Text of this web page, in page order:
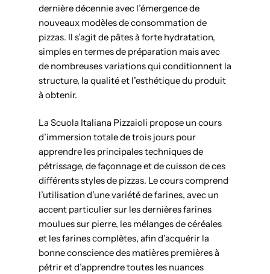
dernière décennie avec l’émergence de
nouveaux modèles de consommation de
pizzas. Il s’agit de pâtes à forte hydratation,
simples en termes de préparation mais avec
de nombreuses variations qui conditionnent la
structure, la qualité et l’esthétique du produit
à obtenir.
La Scuola Italiana Pizzaioli propose un cours
d’immersion totale de trois jours pour
apprendre les principales techniques de
pétrissage, de façonnage et de cuisson de ces
différents styles de pizzas. Le cours comprend
l’utilisation d’une variété de farines, avec un
accent particulier sur les dernières farines
moulues sur pierre, les mélanges de céréales
et les farines complètes, afin d’acquérir la
bonne conscience des matières premières à
pétrir et d’apprendre toutes les nuances